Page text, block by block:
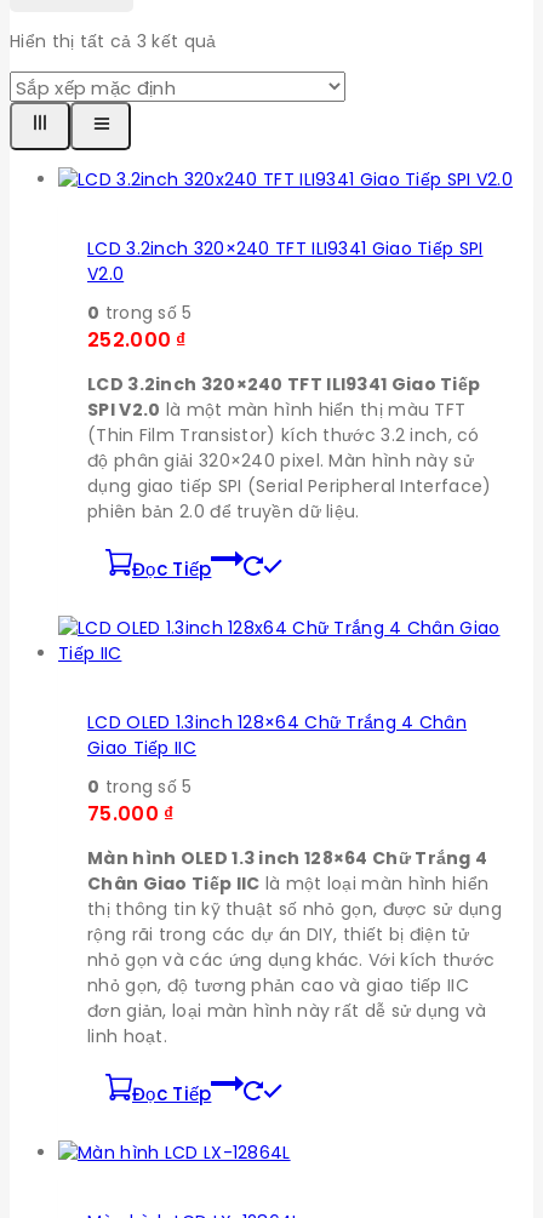
Hiển thị tất cả 3 kết quả
LCD 3.2inch 320×240 TFT ILI9341 Giao Tiếp SPI
V2.0
0 trong số 5
252.000 ₫
LCD 3.2inch 320×240 TFT ILI9341 Giao Tiếp
SPI V2.0 là một màn hình hiển thị màu TFT
(Thin Film Transistor) kích thước 3.2 inch, có
độ phân giải 320×240 pixel. Màn hình này sử
dụng giao tiếp SPI (Serial Peripheral Interface)
phiên bản 2.0 để truyền dữ liệu.
Đọc Tiếp
LCD OLED 1.3inch 128×64 Chữ Trắng 4 Chân
Giao Tiếp IIC
0 trong số 5
75.000 ₫
Màn hình OLED 1.3 inch 128×64 Chữ Trắng 4
Chân Giao Tiếp IIC là một loại màn hình hiển
thị thông tin kỹ thuật số nhỏ gọn, được sử dụng
rộng rãi trong các dự án DIY, thiết bị điện tử
nhỏ gọn và các ứng dụng khác. Với kích thước
nhỏ gọn, độ tương phản cao và giao tiếp IIC
đơn giản, loại màn hình này rất dễ sử dụng và
linh hoạt.
Đọc Tiếp